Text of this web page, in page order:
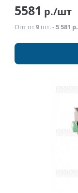
5581 р./шт
Опт от9 шт. -5 581 р.